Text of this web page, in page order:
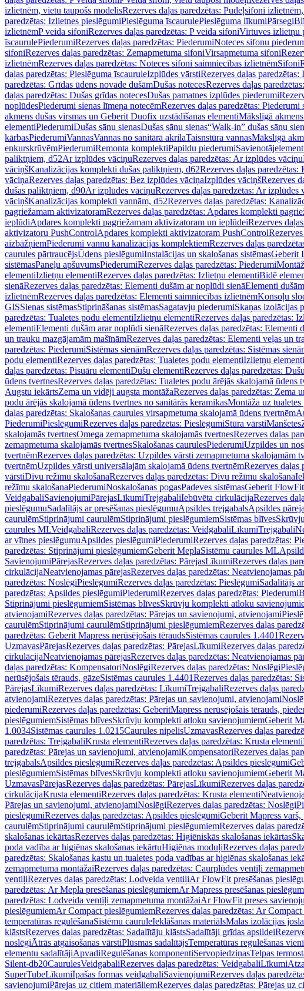
izlietnēm, vietu taupošs modelisRezerves daļas paredzētas: Pudeļsifoni
paredzētas: Izlietnes pieslēgumiPieslēguma īscaurulePieslēguma līkumiPārsegi
izlietnēmP veida sifoniRezerves daļas paredzētas: P veida sifoniVirtuves izlietņu
īscaurulePiederumiRezerves daļas paredzētas: PiederumiNoteces sifonu
sifoniRezerves daļas paredzētas: Zemapmetuma sifoniVirsapmetuma sifoni
izlietnēmRezerves daļas paredzētas: Noteces sifoni saimniecības izlietnēmSifoni
daļas paredzētas: Pieslēguma īscauruleIzplūdes vārstiRezerves daļas paredzētas:
paredzētas: Grīdas ūdens novade dušāmDušas notecesRezerves daļas
daļas paredzētas: Dušas grīdas notecesDušas pamatnes izplūdes piederumi
noplūdesPiederumi sienas līmeņa notecēmRezerves daļas paredzētas: Piederumi
akmens dušas virsmas un Geberit Duofix uzstādīšanas elementiMākslīgā
elementiPiederumiDušas sānu sienasDušas sānu sienas“Walk-in” dušas sānu
kārbasPiederumiVannasVannas no sanitārā akrilaTaisnstūra vannasMākslīgā
enkurskrūvēmPiederumiRemonta komplektiPapildu piederumi
paliktņiem, d52Ar izplūdes vāciņuRezerves daļas paredzētas: Ar izplūdes vāciņu
vāciņšKanalizācijas komplekti dušas paliktņiem, d62Rezerves daļas
vāciņaRezerves daļas paredzētas: Bez izplūdes vāciņaIzplūdes vāciņšRezerves
dušas paliktņiem, d90Ar izplūdes vāciņuRezerves daļas paredzētas: Ar izplūdes
vāciņšKanalizācijas komplekti vannām, d52Rezerves daļas paredzētas:
pagriežamam aktivizatoramRezerves daļas paredzētas: Apdares komplekti
ieplūdiApdares komplekti pagriežamam aktivizatoram un ieplūdeiRezerves
aktivizatoru PushControlApdares komplekti aktivizatoram PushControl
aizbāžņiemPiederumi vannu kanalizācijas komplektiemRezerves daļas
caurules pārtraucējsŪdens pieslēgumiInstalācijas un skalošanas sistēmasGeberit
sistēmasPaneļu apšuvumsPiederumiRezerves daļas paredzētas: Piederumi
elementiIzlietņu elementiRezerves daļas paredzētas: Izlietņu elementiBidē
sienāRezerves daļas paredzētas: Elementi dušām ar noplūdi sienāElementi
izlietnēmRezerves daļas paredzētas: Elementi saimniecības izlietnēmKonsoļu
GISSienas sistēmasStiprināšanas sistēmasSagatavju piederumiSkaņas izolācijas
paredzētas: Tualetes podu elementiIzlietņu elementiRezerves daļas paredzētas:
elementiElementi dušām arar noplūdi sienāRezerves daļas paredzētas: Elementi
un trauku mazgājamām mašīnāmRezerves daļas paredzētas: Elementi veļas un
paredzētas: PiederumiSistēmas sienāmRezerves daļas paredzētas: Sistēmas
podu elementiRezerves daļas paredzētas: Tualetes podu elementiIzlietņu elementi
daļas paredzētas: Pisuāru elementiDušu elementiRezerves daļas paredzētas:
ūdens tvertnesRezerves daļas paredzētas: Tualetes podu ārējās skalojamā ūdens
Augstu iekārtsZema un vidēji augsta montāžaRezerves daļas paredzētas: Zema
podu ārējās skalojamā ūdens tvertnes no sanitārās keramikasMontāža uz tualetes
daļas paredzētas: Skalošanas caurules virsapmetuma skalojamā ūdens tvertnēm
PiederumiPieslēgumiRezerves daļas paredzētas: PieslēgumiStūra vārstiManšetes
skalojamās tvertnesOmega zemapmetuma skalojamās tvertnesRezerves daļas
zemapmetuma skalojamās tvertnesSkalošanas caurulesPiederumiUzpildes un
tvertnēmRezerves daļas paredzētas: Uzpildes vārsti zemapmetuma skalojamām
tvertnēmUzpildes vārsti universālajām skalojamā ūdens tvertnēmRezerves daļas
vārstiDivu režīmu skalošanaRezerves daļas paredzētas: Divu režīmu skalošana
režīmu skalošanaPiederumiNoskalošanas pogasPadeves sistēmasGeberit FlowFit
VeidgabaliSavienojumiPārejasLīkumiTrejgabaliIebūvēta cirkulācijaRezerves
pieslēgumuSadalītājs ar presēšanas pieslēgumuApsildes trejgabalsApsildes
caurulēmStiprinājumi caurulēmStiprinājumi pieslēgumiemSistēmas blīves
caurules MLVeidgabaliRezerves daļas paredzētas: VeidgabaliLīkumiTrejgabali
ar vītnes pieslēgumuApsildes pieslēgumiPiederumiRezerves daļas paredzētas:
paredzētas: Stiprinājumi pieslēgumiemGeberit MeplaSistēmu caurules ML
SavienojumiPārejasRezerves daļas paredzētas: PārejasLīkumiRezerves daļas
cirkulācijaNeatvienojamas pārejasRezerves daļas paredzētas: Neatvienojamas
paredzētas: NoslēgiPieslēgumiRezerves daļas paredzētas: PieslēgumiSadalītājs
paredzētas: Apsildes pieslēgumiPiederumiRezerves daļas paredzētas: Piederumi
Stiprinājumi pieslēgumiemSistēmas blīvesSkrūvju komplekti atloku
atvienojamiRezerves daļas paredzētas: Pārejas un savienojumi, atvienojami
caurulēmStiprinājumi caurulēmStiprinājumi pieslēgumiemRezerves daļas
paredzētas: Geberit Mapress nerūsējošais tēraudsSistēmas caurules 1.4401
UzmavasPārejasRezerves daļas paredzētas: PārejasLīkumiRezerves daļas
cirkulācijaNeatvienojamas pārejasRezerves daļas paredzētas: Neatvienojamas
daļas paredzētas: KompensatoriNoslēgiRezerves daļas paredzētas: Noslēgi
nerūsējošais tērauds, gāzeSistēmas caurules 1.4401Rezerves daļas paredzētas:
PārejasLīkumiRezerves daļas paredzētas: LīkumiTrejgabaliRezerves daļas
atvienojamiRezerves daļas paredzētas: Pārejas un savienojumi, atvienojami
piederumiRezerves daļas paredzētas: GeberitMapress nerūsējošais tērauds,
pieslēgumiemSistēmas blīvesSkrūvju komplekti atloku savienojumiemGeberit
1.0034Sistēmas caurules 1.0215Caurules nipelisUzmavasRezerves daļas
paredzētas: TrejgabaliKrusta elementiRezerves daļas paredzētas: Krusta elementi
paredzētas: Pārejas un savienojumi, atvienojamiKompensatoriRezerves daļas
trejgabalsApsildes pieslēgumiRezerves daļas paredzētas: Apsildes pieslēgumi
pieslēgumiemSistēmas blīvesSkrūvju komplekti atloku savienojumiemGeberit
UzmavasPārejasRezerves daļas paredzētas: PārejasLīkumiRezerves daļas
cirkulācijaKrusta elementiRezerves daļas paredzētas: Krusta elementi
Pārejas un savienojumi, atvienojamiNoslēgiRezerves daļas paredzētas: Noslēgi
pieslēgumiRezerves daļas paredzētas: Apsildes pieslēgumiGeberit Mapress varš,
caurulēmStiprinājumi caurulēmStiprinājumi pieslēgumiemRezerves daļas
skalošanas iekārtasRezerves daļas paredzētas: Higiēniskās skalošanas iekārtas
poda vadība ar higiēnas skalošanas iekārtuHigiēnas moduļiRezerves daļas
paredzētas: Skalošanas kastu un tualetes poda vadības ar higiēnas skalošanas
zemapmetuma montāžaiRezerves daļas paredzētas: Caurplūdes ventiļi
ventiļiRezerves daļas paredzētas: Lodveida ventiļiAr FlowFit presēšanas
paredzētas: Ar Mepla presēšanas pieslēgumiemAr Mapress presēšanas
paredzētas: Lodveida ventiļi zemapmetuma montāžaiAr FlowFit preses
pieslēgumiemAr Compact pieslēgumiemRezerves daļas paredzētas: Ar
temperatūras regulēšanaSistēmu cauruleIeklāšanas materiālsMalas izolācijas
klāstsRezerves daļas paredzētas: Sadalītāju klāstsSadalītāji grīdas apsildei
noslēgiĀtrās atgaisošanas vārstiPlūsmas sadalītājsTemperatūras regulēšanas
elementu sadalītājiApvadiRegulēšanas komponentiServopiedziņasTelpas
Silent-db20CaurulesVeidgabaliRezerves daļas paredzētas: VeidgabaliLīkumi
SuperTubeLīkumiĪpašas formas veidgabaliSavienojumiRezerves daļas
savienojumiPārejas uz citiem materiāliemRezerves daļas paredzētas: Pārejas uz